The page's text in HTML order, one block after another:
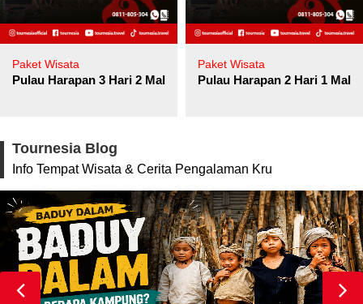
Paket Wisata
Pulau Harapan 3 Hari 2 Malam
Paket Wisata
Pulau Harapan 2 Hari 1
Tournesia Blog
Info Tempat Wisata & Cerita Pengalaman Kru